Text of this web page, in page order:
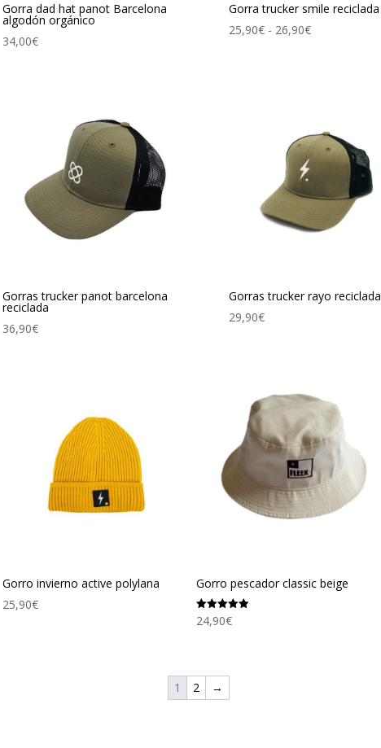
Gorra dad hat panot Barcelona
algodón orgánico
34,00€
Gorra trucker smile reciclada
25,90€ - 26,90€Rango
26,90€
Gorras trucker panot barcelona
reciclada
36,90€
Gorras trucker rayo reciclada
29,90€
Gorro invierno active polylana
25,90€
Gorro pescador classic beige
Valorado
con
24,90€
1 2 →